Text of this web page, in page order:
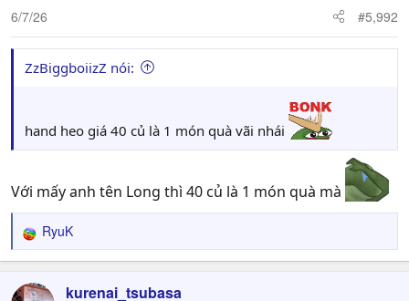
6/7/26 #5,992
ZzBiggboiizZ nói:
hand heo giá 40 củ là 1 món quà vãi nhái
Với mấy anh tên Long thì 40 củ là 1 món quà mà
R
e
c
RyuK
kurenai_tsubasa